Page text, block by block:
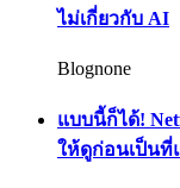
ไม่เกี่ยวกับ AI
Blognone
แบบนี้ก็ได้!
ให้ดูก่อนเป็นที่